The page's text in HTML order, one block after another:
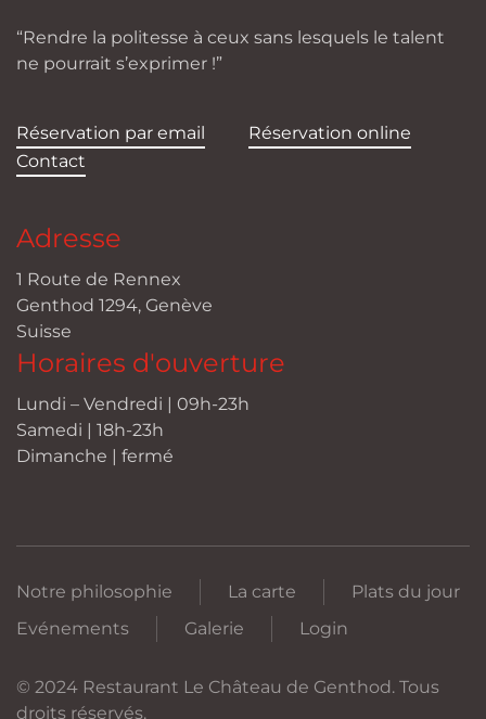
“Rendre la politesse à ceux sans lesquels le talent
ne pourrait s’exprimer !”
Réservation par email
Réservation online
Contact
Adresse
1 Route de Rennex
Genthod 1294, Genève
Suisse
Horaires d'ouverture
Lundi – Vendredi | 09h-23h
Samedi | 18h-23h
Dimanche | fermé
Notre philosophie La carte
Plats du jour
Evénements
Galerie Login
© 2024 Restaurant Le Château de Genthod. Tous
droits réservés.